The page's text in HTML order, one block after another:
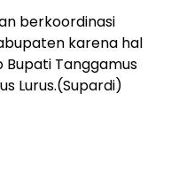
berkoordinasi
karena hal
Tanggamus
Lurus.(Supardi)